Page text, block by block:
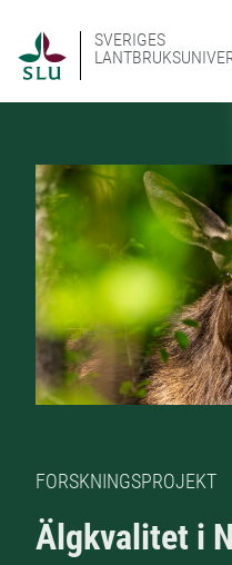
SVERIGES
FORSKNINGSPROJEKT
Älgkvalitet i